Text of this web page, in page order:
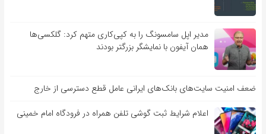
مدیر اپل سامسونگ را به کپی‌کاری متهم کرد: گلکسی‌ها
همان آیفون با نمایشگر بزرگتر بودند
ضعف امنیت سایت‌های بانک‌های ایرانی عامل قطع دسترسی از خارج
اعلام شرایط ثبت گوشی تلفن همراه در فرودگاه امام خمینی